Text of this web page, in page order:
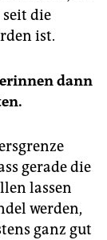
die
ist.
dann
gerade die
lassen
werden,
ganz gut